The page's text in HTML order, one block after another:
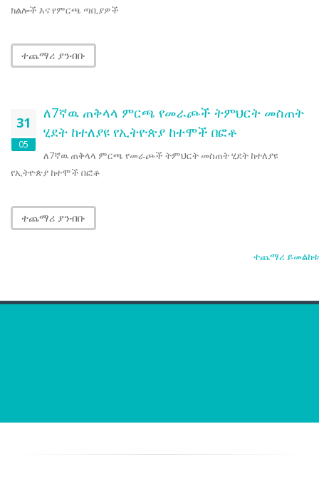
ክልሎች እና የምርጫ ጣቢያዎች
ተጨማሪ ያንብቡ
31
05
ለ7ኛዉ ጠቅላላ ምርጫ የመራጮች ትምህርት መስጠት
ሂደት ከተለያዩ የኢትዮጵያ ከተሞች በፎቶ
ለ7ኛዉ ጠቅላላ ምርጫ የመራጮች ትምህርት መስጠት ሂደት ከተለያዩ
የኢትዮጵያ ከተሞች በፎቶ
ተጨማሪ ያንብቡ
ተጨማሪ ይመልከቱ